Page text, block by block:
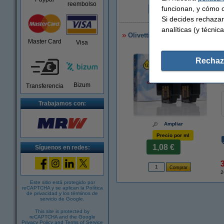
reembolso
Master Card Visa
Transferencia Bizum
Trabajamos con:
Síguenos en redes:
Este sitio está protegido por
reCAPTCHA y se aplican la Política
de privacidad y los términos de
servicio de Google
This site is protected by
reCAPTCHA and the Google
Privacy Policy and Terms of Service
Olivetti FJ 31 (B0336 F)
Ampliar
Precio por ml
1,08 €
funcionan, y cómo
Si decides
analíticas (y